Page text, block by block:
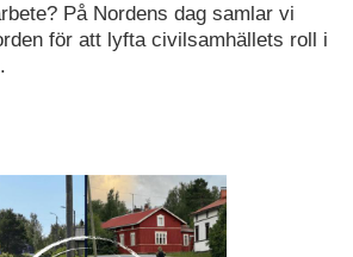
På Nordens dag samlar vi
för att lyfta civilsamhällets roll i